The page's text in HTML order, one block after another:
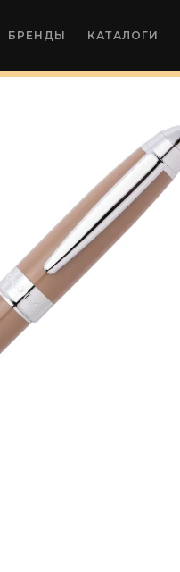
БРЕНДЫ КАТАЛОГИ